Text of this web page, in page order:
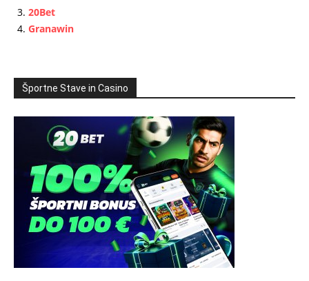
20Bet
Granawin
Športne Stave in Casino